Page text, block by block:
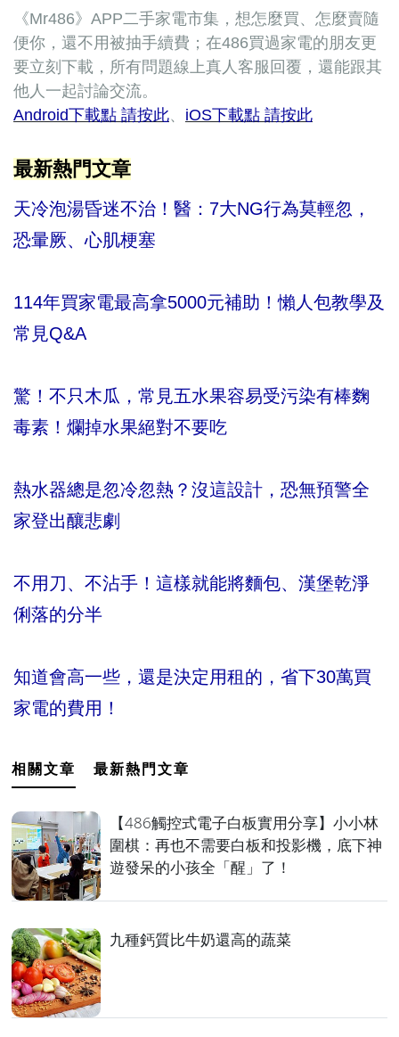
《Mr486》APP二手家電市集，想怎麼買、怎麼賣隨
便你，還不用被抽手續費；在486買過家電的朋友更
要立刻下載，所有問題線上真人客服回覆，還能跟其
他人一起討論交流。
Android下載點 請按此、 iOS下載點 請按此
最新熱門文章
天冷泡湯昏迷不治！醫：7大NG行為莫輕忽，
恐暈厥、心肌梗塞
114年買家電最高拿5000元補助！懶人包教學及
常見Q&A
驚！不只木瓜，常見五水果容易受污染有棒麴
毒素！爛掉水果絕對不要吃
熱水器總是忽冷忽熱？沒這設計，恐無預警全
家登出釀悲劇
不用刀、不沾手！這樣就能將麵包、漢堡乾淨
俐落的分半
知道會高一些，還是決定用租的，省下30萬買
家電的費用！
相關文章 最新熱門文章
​​​​​​​【486觸控式電子白板實用分享】小小林
圍棋：再也不需要白板和投影機，底下神
遊發呆的小孩全「醒」了！
九種鈣質比牛奶還高的蔬菜